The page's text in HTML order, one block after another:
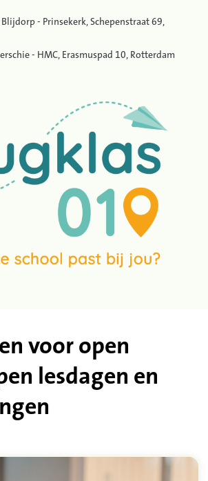
- Prinsekerk, Schepenstraat 69,
- HMC, Erasmuspad 10, Rotterdam
voor open
lesdagen en